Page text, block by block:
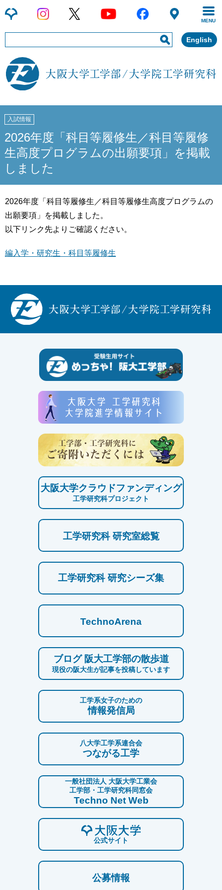
MENU
English
入試情報
2026年度「科目等履修生／科目等履修
生高度プログラムの出願要項」を掲載
しました
2026年度「科目等履修生／科目等履修生高度プログラムの
出願要項」を掲載しました。
以下リンク先よりご確認ください。
編入学・研究生・科目等履修生
大阪大学クラウドファンディング
工学研究科プロジェクト
工学研究科 研究室総覧
工学研究科 研究シーズ集
TechnoArena
ブログ 阪大工学部の散歩道
現役の阪大生が記事を投稿しています
工学系女子のための
情報発信局
八大学工学系連合会
つながる工学
一般社団法人 大阪大学工業会
工学部・工学研究科同窓会
Techno Net Web
公式サイト
公募情報